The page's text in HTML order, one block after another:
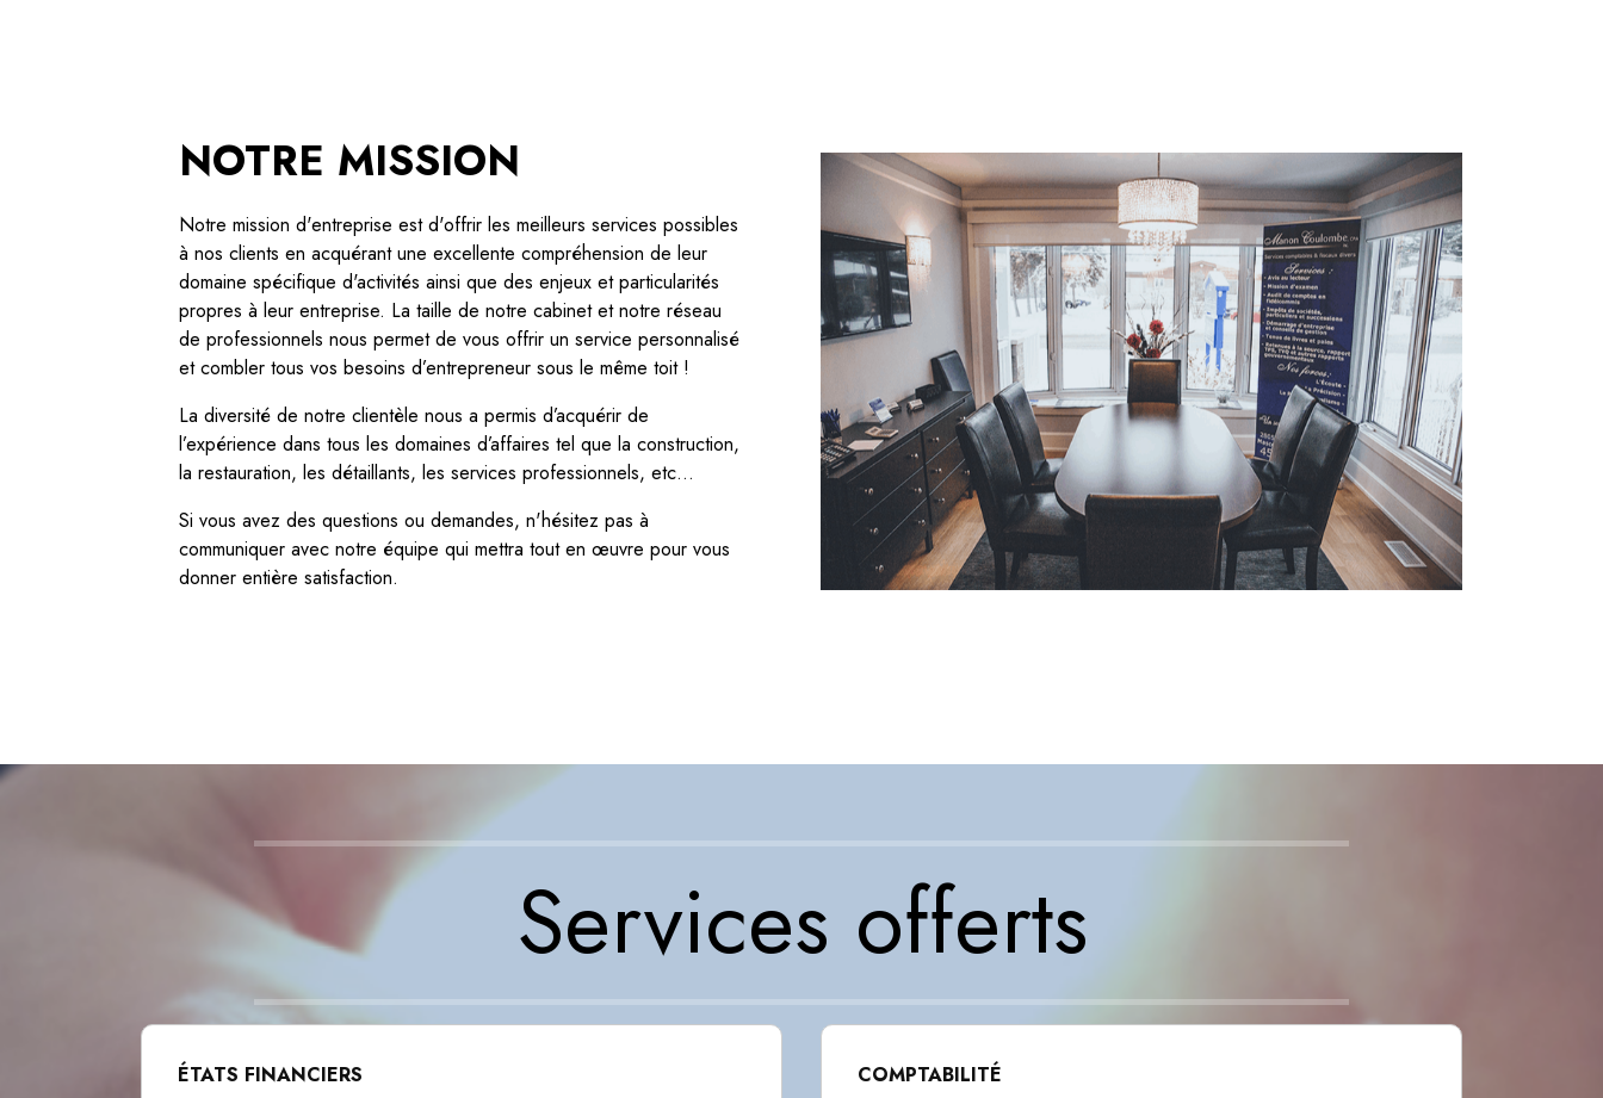
NOTRE MISSION
Notre mission d'entreprise est d'offrir les meilleurs services possibles
à nos clients en acquérant une excellente compréhension de leur
domaine spécifique d'activités ainsi que des enjeux et particularités
propres à leur entreprise. La taille de notre cabinet et notre réseau
de professionnels nous permet de vous offrir un service personnalisé
et combler tous vos besoins d’entrepreneur sous le même toit !
La diversité de notre clientèle nous a permis d’acquérir de
l’expérience dans tous les domaines d’affaires tel que la construction,
la restauration, les détaillants, les services professionnels, etc…
Si vous avez des questions ou demandes, n'hésitez pas à
communiquer avec notre équipe qui mettra tout en œuvre pour vous
donner entière satisfaction.
Services offerts
ÉTATS FINANCIERS
COMPTABILITÉ